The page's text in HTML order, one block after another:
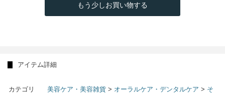
もう少しお買い物する
アイテム詳細
カテゴリ 美容ケア・美容雑貨 > オーラルケア・デンタルケア > そ